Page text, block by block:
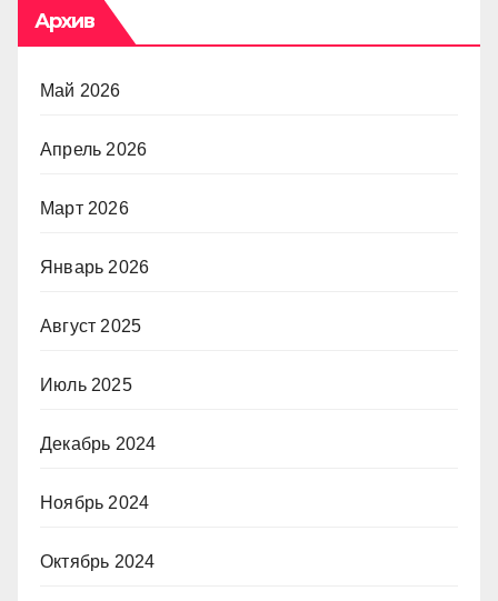
Архив
Май 2026
Апрель 2026
Март 2026
Январь 2026
Август 2025
Июль 2025
Декабрь 2024
Ноябрь 2024
Октябрь 2024